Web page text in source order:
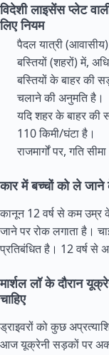
विदेशी लाइसेंस प्लेट
लिए नियम
पैदल यात्री
बस्तियों (शहरों) में,
बस्तियों के बाहर की
चलाने की अनुमति है।
यदि शहर के बाहर की
110 किमी/घंटा है।
राजमार्गों पर, गति
कार में बच्चों को ले
कानून 12 वर्ष से कम उम्र
जाने पर रोक लगाता है।
प्रतिबंधित है। 12 वर्ष से
मार्शल लॉ के दौरान
चाहिए
ड्राइवरों को कुछ
आज यूक्रेनी सड़कों पर